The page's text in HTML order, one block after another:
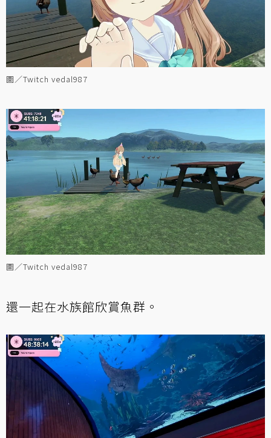
圖／Twitch vedal987
圖／Twitch vedal987
還一起在水族館欣賞魚群。